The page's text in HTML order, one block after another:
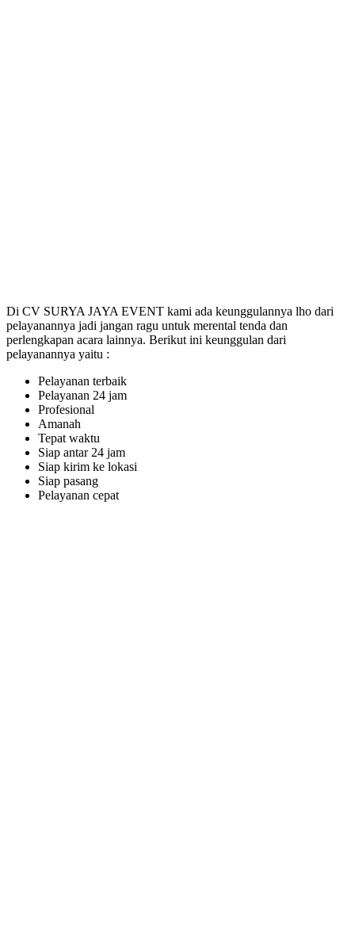
Di CV SURYA JAYA EVENT kami ada keunggulannya lho dari
pelayanannya jadi jangan ragu untuk merental tenda dan
perlengkapan acara lainnya. Berikut ini keunggulan dari
pelayanannya yaitu :
Pelayanan terbaik
Pelayanan 24 jam
Profesional
Amanah
Tepat waktu
Siap antar 24 jam
Siap kirim ke lokasi
Siap pasang
Pelayanan cepat